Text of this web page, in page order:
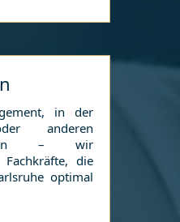
in der
anderen
– wir
die
optimal